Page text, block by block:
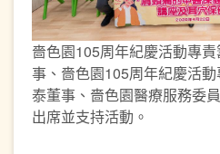
嗇色園105周年紀慶活動專
事、嗇色園105周年紀慶活
泰董事、嗇色園醫療服務委
出席並支持活動。